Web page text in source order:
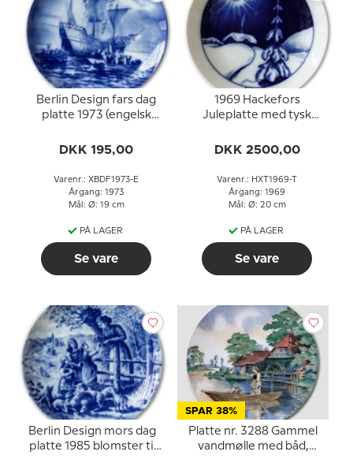
Berlin Design fars dag
platte 1973 (engelsk
DKK 195,00
Varenr.: XBDF1973-E
Årgang: 1973
Mål: Ø: 19 cm
PÅ LAGER
Se vare
1969 Hackefors
Juleplatte med tysk
DKK 2500,00
Varenr.: HXT1969-T
Årgang: 1969
Mål: Ø: 20 cm
PÅ LAGER
Se vare
Berlin Design mors dag
platte 1985 blomster til
SPAR 38%
Platte nr. 3288 Gammel
vandmølle med båd,